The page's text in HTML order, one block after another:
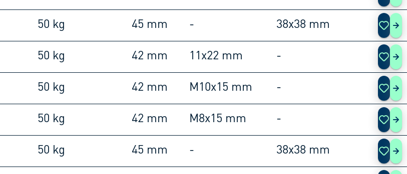
50 kg 45 mm - 38x38 mm
50 kg 42 mm 11x22 mm -
50 kg 42 mm M10x15 mm -
50 kg 42 mm M8x15 mm -
50 kg 45 mm - 38x38 mm